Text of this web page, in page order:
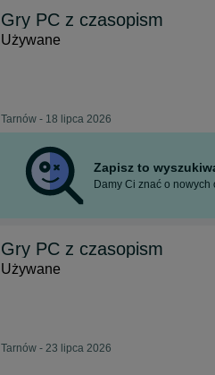
Gry PC z czasopism
Używane
Tarnów - 18 lipca 2026
Zapisz to
Damy Ci znać o
Gry PC z czasopism
Używane
Tarnów - 23 lipca 2026